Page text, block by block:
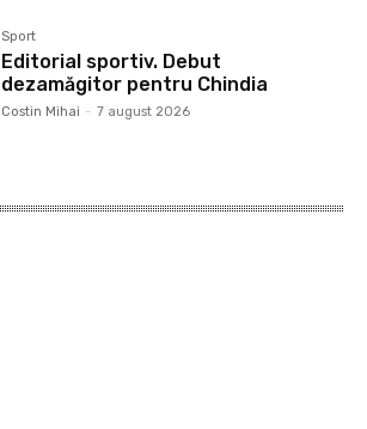
Sport
Editorial sportiv. Debut
dezamăgitor pentru Chindia
Costin Mihai - 7 august 2026